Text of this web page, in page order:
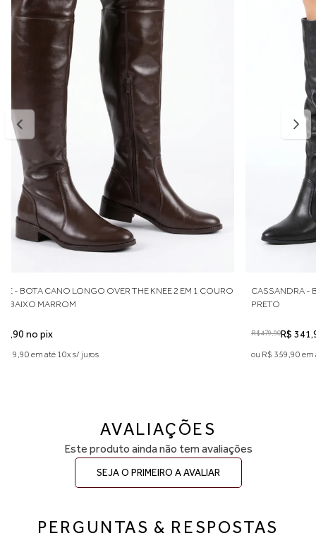
Cor: Marrom
Salto: Fino
Bico: Fino
Estilo: Over The Knee
Cano: Longo
Diferencial: Design elegante e minimalista que alonga a silhueta
Palmilha: Macia e confortável
Solado: Emborrachado para maior estabilidade
1 COURO
CASSANDRA - BOTA CANO LONGO SALTO BLOCO BICO FINO
PRETO
25% 0FF
ou R$ 359,90 em até 7x s/ juros
AVALIAÇÕES
Este produto ainda não tem avaliações
SEJA O PRIMEIRO A AVALIAR
PERGUNTAS & RESPOSTAS